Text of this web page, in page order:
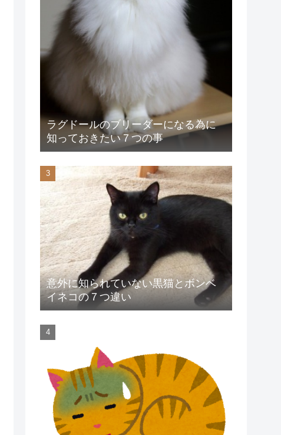
ラグドールのブリーダーになる為に
知っておきたい７つの事
意外に知られていない黒猫とボンベ
イネコの７つ違い